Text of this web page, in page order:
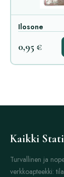
Ilosone
0,95 €
Kaikki
Turvallinen ja
verkkoapteekki: